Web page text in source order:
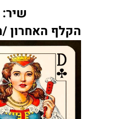
שיר:
הקלף האחרון /